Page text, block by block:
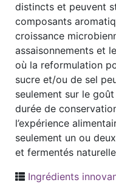
distincts et peuvent
composants
croissance
assaisonnements et
où la reformulation
sucre et/ou de sel
seulement sur le
durée de
l’expérience
seulement un ou
et fermentés
Ingrédients